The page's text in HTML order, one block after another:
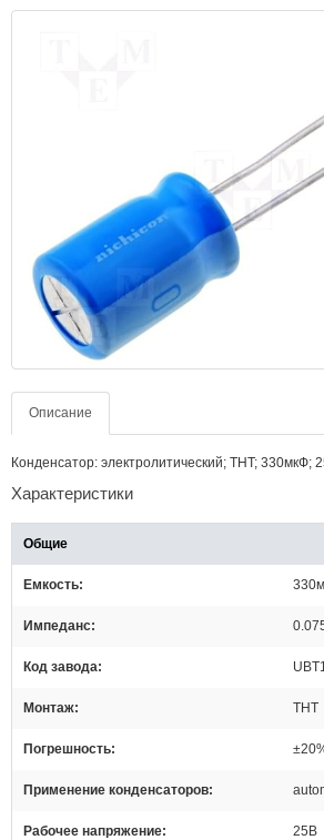
Описание
Конденсатор: электролитический; THT;
Характеристики
Общие
Емкость
Импеданс
Код завода
Монтаж THT
Погрешность
Применение конденсаторов
Рабочее напряжение 25В